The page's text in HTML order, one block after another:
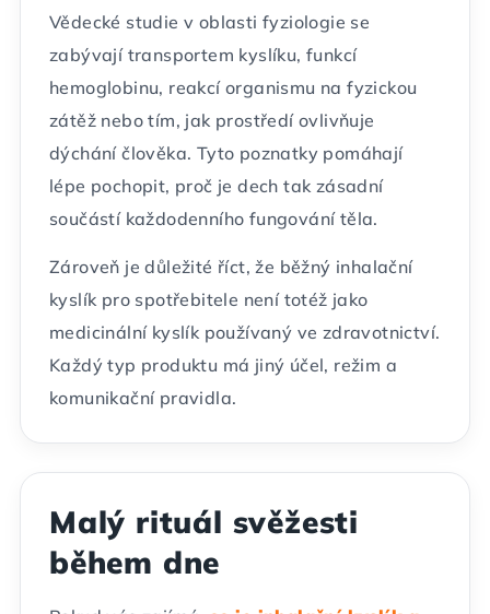
Vědecké studie v oblasti fyziologie se
zabývají transportem kyslíku, funkcí
hemoglobinu, reakcí organismu na fyzickou
zátěž nebo tím, jak prostředí ovlivňuje
dýchání člověka. Tyto poznatky pomáhají
lépe pochopit, proč je dech tak zásadní
součástí každodenního fungování těla.
Zároveň je důležité říct, že běžný inhalační
kyslík pro spotřebitele není totéž jako
medicinální kyslík používaný ve zdravotnictví.
Každý typ produktu má jiný účel, režim a
komunikační pravidla.
Malý rituál svěžesti
během dne